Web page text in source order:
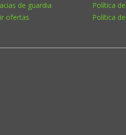
de guardia
ofertas
Política
Política